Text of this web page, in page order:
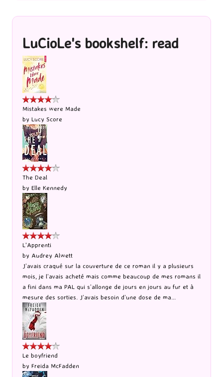
LuCioLe's bookshelf: read
Mistakes were Made
by Lucy Score
The Deal
by Elle Kennedy
L'Apprenti
by Audrey Alwett
J’avais craqué sur la couverture de ce roman il y a plusieurs
mois, je l’avais acheté mais comme beaucoup de mes romans il
a fini dans ma PAL qui s’allonge de jours en jours au fur et à
mesure des sorties. J’avais besoin d’une dose de ma...
Le boyfriend
by Freida McFadden